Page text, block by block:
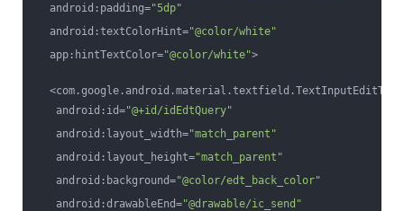
android:padding="5dp"
android:textColorHint="@color/white"
app:hintTextColor="@color/white">
<com.google.android.material.textfield.TextInputEditText
android:id="@+id/idEdtQuery"
android:layout_width="match_parent"
android:layout_height="match_parent"
android:background="@color/edt_back_color"
android:drawableEnd="@drawable/ic_send"